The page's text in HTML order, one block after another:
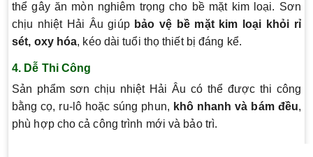
thể gây ăn mòn nghiêm trọng cho bề mặt kim loại. Sơn
chịu nhiệt Hải Âu giúp bảo vệ bề mặt kim loại khỏi rỉ
sét, oxy hóa, kéo dài tuổi thọ thiết bị đáng kể.
4. Dễ Thi Công
Sản phẩm sơn chịu nhiệt Hải Âu có thể được thi công
bằng cọ, ru-lô hoặc súng phun, khô nhanh và bám đều,
phù hợp cho cả công trình mới và bảo trì.